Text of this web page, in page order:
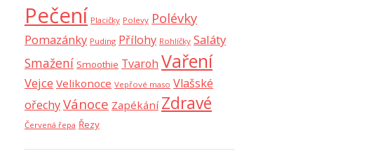
Pečení Placičky Polevy Polévky
Pomazánky Puding Přílohy Rohlíčky Saláty
Smažení Smoothie Tvaroh Vaření
Vejce Velikonoce Vepřové maso Vlašské
ořechyVánoce Zapékání Zdravé
Červená řepa Řezy